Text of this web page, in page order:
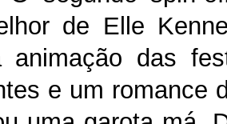
de Elle
animação das
e um romance